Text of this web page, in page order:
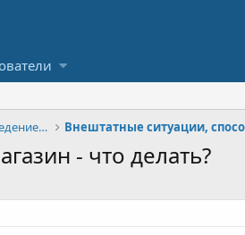
Профессиональная пиротехника, проведение шоу
- что делать?